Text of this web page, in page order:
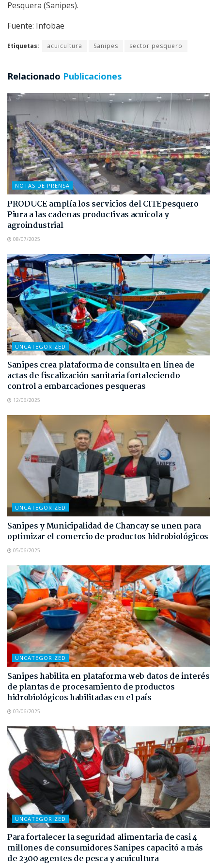
Pesquera (Sanipes).
Fuente: Infobae
Etiquetas: acuicultura Sanipes sector pesquero
Relacionado Publicaciones
NOTAS DE PRENSA
PRODUCE amplía los servicios del CITEpesquero
Piura a las cadenas productivas acuícola y
agroindustrial
08/07/2025
UNCATEGORIZED
Sanipes crea plataforma de consulta en línea de
actas de fiscalización sanitaria fortaleciendo
control a embarcaciones pesqueras
12/06/2025
UNCATEGORIZED
Sanipes y Municipalidad de Chancay se unen para
optimizar el comercio de productos hidrobiológicos
05/06/2025
UNCATEGORIZED
Sanipes habilita en plataforma web datos de interés
de plantas de procesamiento de productos
hidrobiológicos habilitadas en el país
03/06/2025
UNCATEGORIZED
Para fortalecer la seguridad alimentaria de casi 4
millones de consumidores Sanipes capacitó a más
de 2300 agentes de pesca y acuicultura